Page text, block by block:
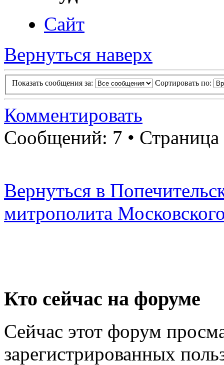
Сайт
Вернуться наверх
Показать сообщения за: Сортировать по:
Комментировать
Сообщений: 7 • Страница
Вернуться в
митрополита
Кто сейчас на форуме
Сейчас этот форум
зарегистрированных